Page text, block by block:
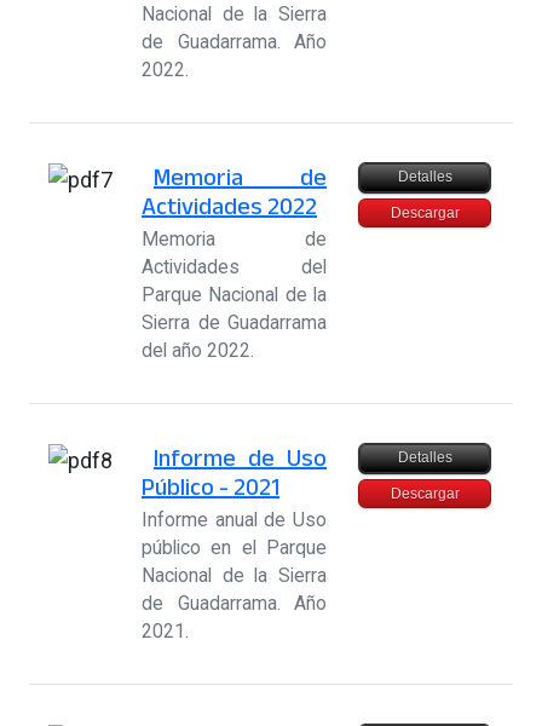
Nacional de la Sierra
de Guadarrama. Año
2022.
Memoria de
Actividades 2022
Memoria de
Actividades del
Parque Nacional de la
Sierra de Guadarrama
del año 2022.
Detalles
Descargar
Informe de Uso
Público - 2021
Informe anual de Uso
público en el Parque
Nacional de la Sierra
de Guadarrama. Año
2021.
Detalles
Descargar